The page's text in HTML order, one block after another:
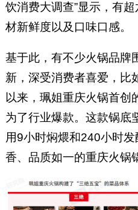
饮消费大调查”显示，有
材新鲜度以及口味口感。
基于此，有不少火锅品牌
新，深受消费者喜爱，比
以来，珮姐重庆火锅首创
为了行业爆款。这款锅底
用9小时焖煨和240小时
香、品质如一的重庆火锅